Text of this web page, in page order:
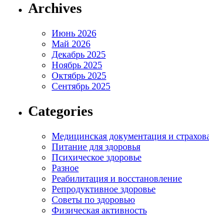
Archives
Июнь 2026
Май 2026
Декабрь 2025
Ноябрь 2025
Октябрь 2025
Сентябрь 2025
Categories
Медицинская документация и
Питание для здоровья
Психическое здоровье
Разное
Реабилитация и восстановление
Репродуктивное здоровье
Советы по здоровью
Физическая активность